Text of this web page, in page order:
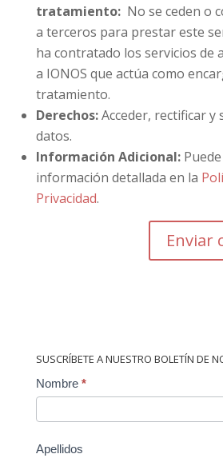
tratamiento:No se ceden o
a terceros para prestar este
ha contratado los servicios de
a IONOS que actúa como
tratamiento.
Derechos:Acceder, rectificar y
datos.
Información Adicional:
información detallada en la
Privacidad.
SUSCRÍBETE A NUESTRO BOLETÍN DE
Contact
Nombre *
Apellidos